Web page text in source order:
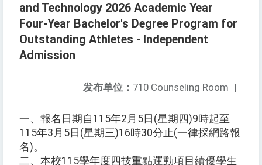
and Technology 2026 Academic Year
Four-Year Bachelor's Degree Program for
Outstanding Athletes - Independent
Admission
发布单位： 710 Counseling Room |
一、報名日期自115年2月5日(星期四)9時起至
115年3月5日(星期三)16時30分止(一律採網路報
名)。
二、本校115學年度四技重點運動項目績優學生